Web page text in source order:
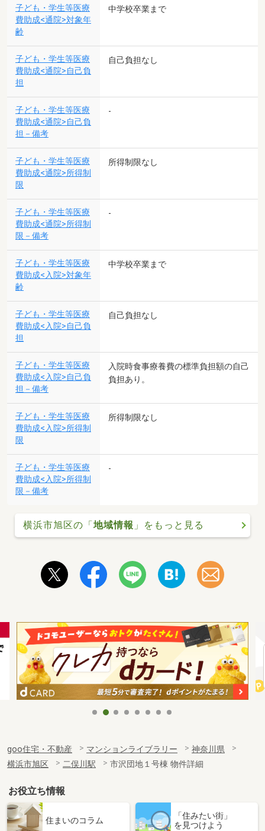
子ども・学生等医療
費助成<通院>対象年
齢
中学校卒業まで
子ども・学生等医療
費助成<通院>自己負
担
自己負担なし
子ども・学生等医療
費助成<通院>自己負
担－備考
-
子ども・学生等医療
費助成<通院>所得制
限
所得制限なし
子ども・学生等医療
費助成<通院>所得制
限－備考
-
子ども・学生等医療
費助成<入院>対象年
齢
中学校卒業まで
子ども・学生等医療
費助成<入院>自己負
担
自己負担なし
子ども・学生等医療
費助成<入院>自己負
担－備考
入院時食事療養費の標準負担額の自己
負担あり。
子ども・学生等医療
費助成<入院>所得制
限
所得制限なし
子ども・学生等医療
費助成<入院>所得制
限－備考
-
横浜市旭区の「地域情報 」をもっと見る
goo住宅・不動産 マンションライブラリー
神奈川県
横浜市旭区
二俣川駅 市沢団地１号棟 物件詳細
お役立ち情報
住まいのコラム
「住みたい街」
を見つけよう